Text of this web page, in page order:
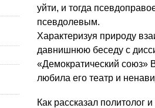
уйти, и тогда
псевдолевым.
Характеризуя природу
давнишнюю беседу с
«Демократический союз»
любила его театр и
Как рассказал политолог